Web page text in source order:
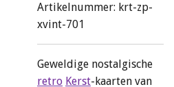
Artikelnummer: krt-zp-
xvint-701
Geweldige nostalgische
retro Kerst-kaarten van